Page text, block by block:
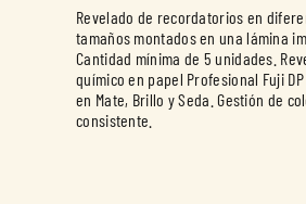
Revelado de recordatorios en
tamaños montados en una lámina
Cantidad mínima de 5 unidades.
químico en papel Profesional Fuji
en Mate, Brillo y Seda. Gestión de
consistente.